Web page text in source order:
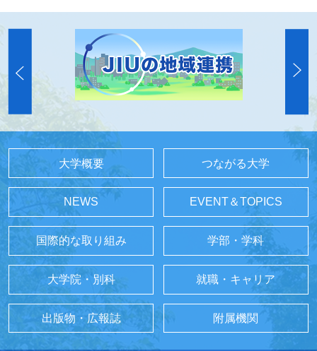
大学概要 つながる大学
NEWS EVENT＆TOPICS
国際的な取り組み 学部・学科
大学院・別科 就職・キャリア
出版物・広報誌 附属機関